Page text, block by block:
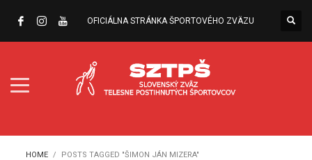
OFICIÁLNA STRÁNKA ŠPORTOVÉHO ZVÄZU
HOME POSTS TAGGED "ŠIMON JÁN MIZERA"